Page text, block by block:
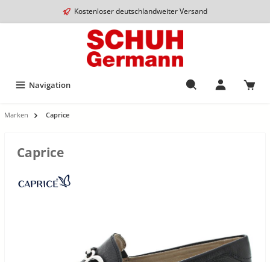
Kostenloser deutschlandweiter Versand
Navigation
Marken Caprice
Caprice